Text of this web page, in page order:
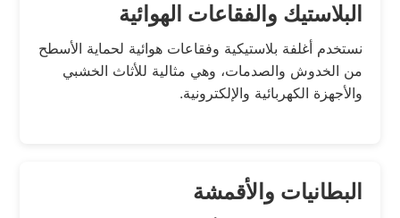
البلاستيك والفقاعات الهوائية
نستخدم أغلفة بلاستيكية وفقاعات هوائية لحماية الأسطح
من الخدوش والصدمات، وهي مثالية للأثاث الخشبي
والأجهزة الكهربائية والإلكترونية.
البطانيات والأقمشة